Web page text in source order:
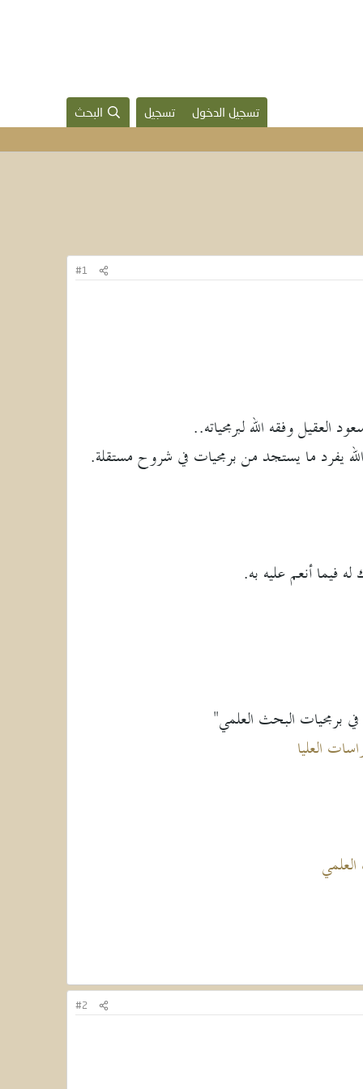
تسجيل الدخول تسجيل البحث
#1
العقيل وفقه الله لبرمجياته..
يفرد ما يستجد من برمجيات في شروح مستقلة.
فيما أنعم عليه به.
في برمجيات البحث العلمي"
العليا
#2